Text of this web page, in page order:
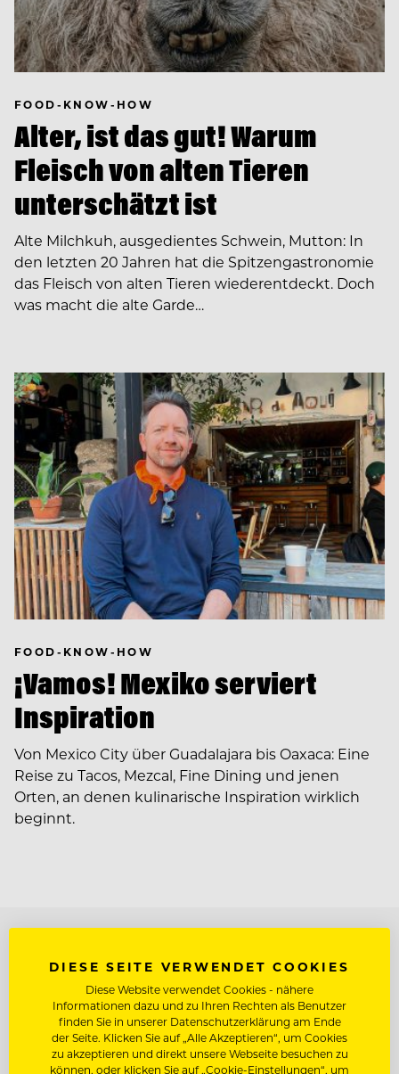
FOOD-KNOW-HOW
Alter, ist das gut! Warum
Fleisch von alten Tieren
unterschätzt ist
Alte Milchkuh, ausgedientes Schwein, Mutton: In
den letzten 20 Jahren hat die Spitzengastronomie
das Fleisch von alten Tieren wiederentdeckt. Doch
was macht die alte Garde…
FOOD-KNOW-HOW
¡Vamos! Mexiko serviert
Inspiration
Von Mexico City über Guadalajara bis Oaxaca: Eine
Reise zu Tacos, Mezcal, Fine Dining und jenen
Orten, an denen kulinarische Inspiration wirklich
beginnt.
DIESE SEITE VERWENDET COOKIES
Diese Website verwendet Cookies - nähere
Informationen dazu und zu Ihren Rechten als Benutzer
finden Sie in unserer Datenschutzerklärung am Ende
der Seite. Klicken Sie auf „Alle Akzeptieren“, um Cookies
zu akzeptieren und direkt unsere Webseite besuchen zu
können, oder klicken Sie auf „Cookie-Einstellungen“, um